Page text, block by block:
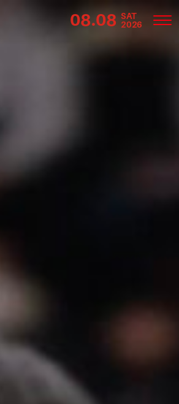
08.08 SAT
2026